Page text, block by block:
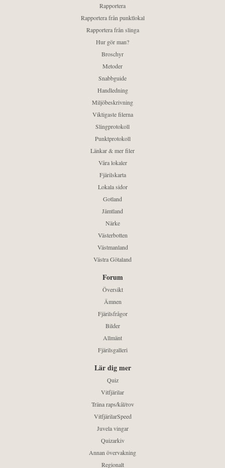
Rapportera
Rapportera från punktlokal
Rapportera från slinga
Hur gör man?
Broschyr
Metoder
Snabbguide
Handledning
Miljöbeskrivning
Viktigaste filerna
Slingprotokoll
Punktprotokoll
Länkar & mer filer
Våra lokaler
Fjärilskarta
Lokala sidor
Gotland
Jämtland
Närke
Västerbotten
Västmanland
Västra Götaland
Forum
Översikt
Ämnen
Fjärilsfrågor
Bilder
Allmänt
Fjärilsgalleri
Lär dig mer
Quiz
Vitfjärilar
Träna raps/kål/rov
VitfjärilarSpeed
Juvela vingar
Quizarkiv
Annan övervakning
Regionalt